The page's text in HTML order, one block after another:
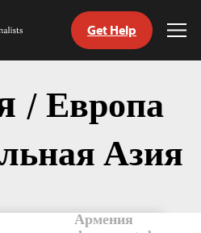
Get Help
/ Европа
Азия
Армения